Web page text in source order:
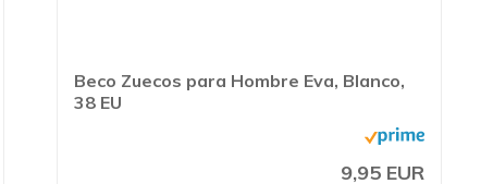
Beco Zuecos para Hombre Eva, Blanco,
38 EU
9,95 EUR